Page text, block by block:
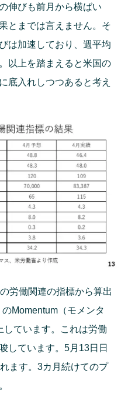
伸びも前月から横ばい
とまでは言えません。そ
は加速しており、週平均
以上を踏まえると米国の
底入れしつつあると考え
労働関連の指標から算出
Momentum（モメンタ
しています。これは労働
しています。5月13日日
ます。3カ月続けてのプ